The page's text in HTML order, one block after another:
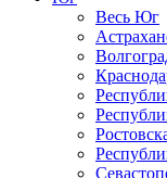
Весь Юг